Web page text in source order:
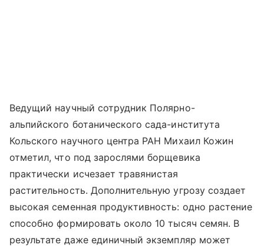
Ведущий научный сотрудник Полярно-
альпийского ботанического сада-института
Кольского научного центра РАН Михаил Кожин
отметил, что под зарослями борщевика
практически исчезает травянистая
растительность. Дополнительную угрозу создает
высокая семенная продуктивность: одно растение
способно формировать около 10 тысяч семян. В
результате даже единичный экземпляр может